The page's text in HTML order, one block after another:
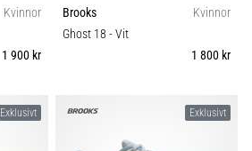
Kvinnor
1 900 kr
Brooks
Kvinnor
Ghost 18 - Vit
1 800 kr
Exklusivt Exklusivt